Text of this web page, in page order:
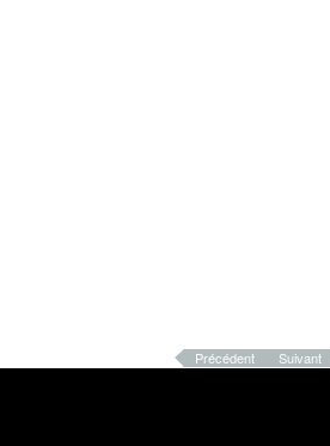
Précédent Suivant